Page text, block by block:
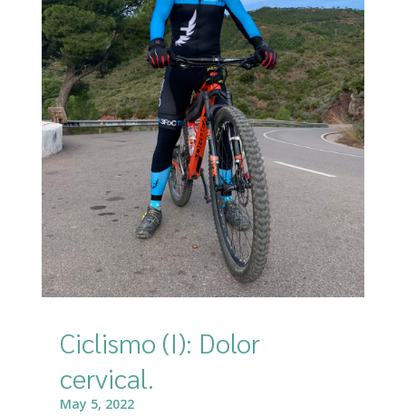
Ciclismo (I): Dolor
cervical.
May 5, 2022